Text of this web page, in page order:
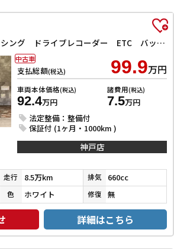
G・Lターボホンダセンシング ドライブレコーダー ETC バックカメラ 両側電動スライドドア ナビ TV クリアランスソナー レーンアシスト 衝突被害軽減システム オートライト スマートキー アイドリングストップ 電動格納ミラー
支払総額(税込) 99.9万円
車両本体価格(税込)
92.4万円
諸費用(税込)
7.5万円
法定整備：整備付
保証付 (1ヶ月・1000km )
中古車
神戸店
走行 8.5万km 排気 660cc
色 ホワイト 修復 無
詳細はこちら